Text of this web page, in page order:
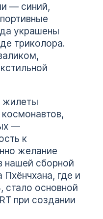
— синий,
украшены
триколора.
жилеты
—
к
желание
нашей сборной
Пхёнчхана, где и
стало основной
при создании